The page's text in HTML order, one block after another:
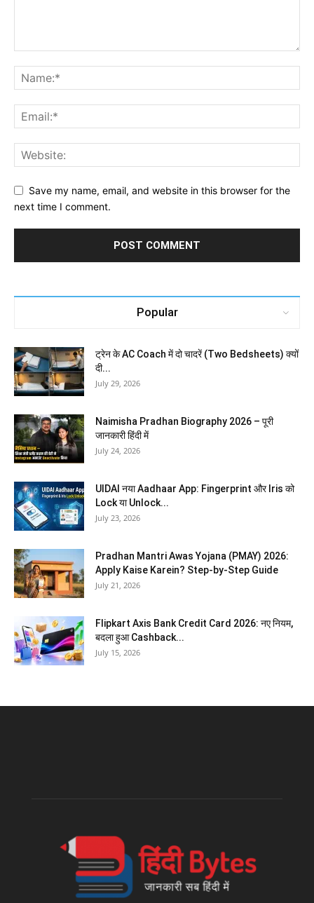
Save my name, email, and website in this browser for the
next time I comment.
Popular
ट्रेन के AC Coach में दो चादरें (Two Bedsheets) क्यों
दी...
July 29, 2026
Naimisha Pradhan Biography 2026 – पूरी
जानकारी हिंदी में
July 24, 2026
UIDAI नया Aadhaar App: Fingerprint और Iris को
Lock या Unlock...
July 23, 2026
Pradhan Mantri Awas Yojana (PMAY) 2026:
Apply Kaise Karein? Step-by-Step Guide
July 21, 2026
Flipkart Axis Bank Credit Card 2026: नए नियम,
बदला हुआ Cashback...
July 15, 2026